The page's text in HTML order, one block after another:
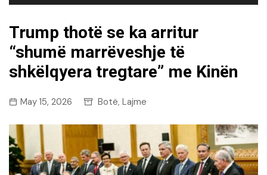
Trump thotë se ka arritur
“shumë marrëveshje të
shkëlqyera tregtare” me Kinën
May 15, 2026 Botë, Lajme